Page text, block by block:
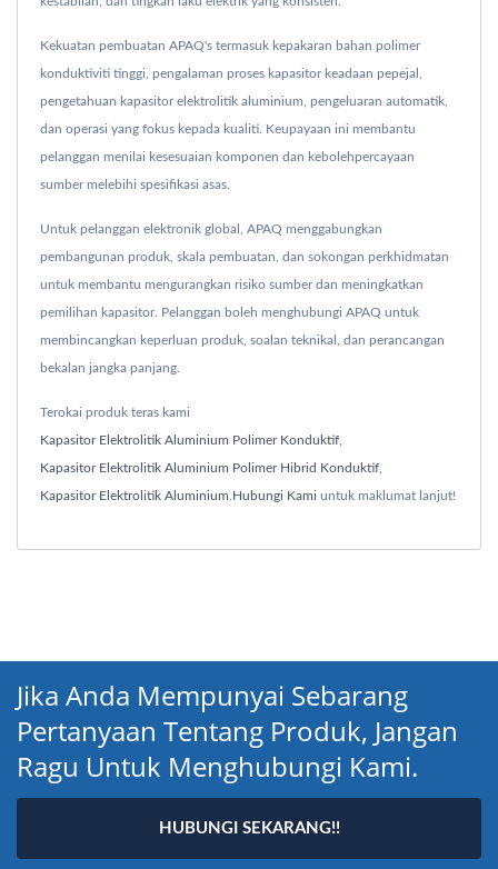
Kekuatan pembuatan APAQ's termasuk kepakaran bahan polimer
konduktiviti tinggi, pengalaman proses kapasitor keadaan pepejal,
pengetahuan kapasitor elektrolitik aluminium, pengeluaran automatik,
dan operasi yang fokus kepada kualiti. Keupayaan ini membantu
pelanggan menilai kesesuaian komponen dan kebolehpercayaan
sumber melebihi spesifikasi asas.
Untuk pelanggan elektronik global, APAQ menggabungkan
pembangunan produk, skala pembuatan, dan sokongan perkhidmatan
untuk membantu mengurangkan risiko sumber dan meningkatkan
pemilihan kapasitor. Pelanggan boleh menghubungi APAQ untuk
membincangkan keperluan produk, soalan teknikal, dan perancangan
bekalan jangka panjang.
Terokai produk teras kami
Kapasitor Elektrolitik Aluminium Polimer Konduktif,
Kapasitor Elektrolitik Aluminium Polimer Hibrid Konduktif,
Kapasitor Elektrolitik Aluminium. Hubungi Kami untuk maklumat lanjut!
Jika Anda Mempunyai Sebarang
Pertanyaan Tentang Produk, Jangan
Ragu Untuk Menghubungi Kami.
HUBUNGI SEKARANG!!